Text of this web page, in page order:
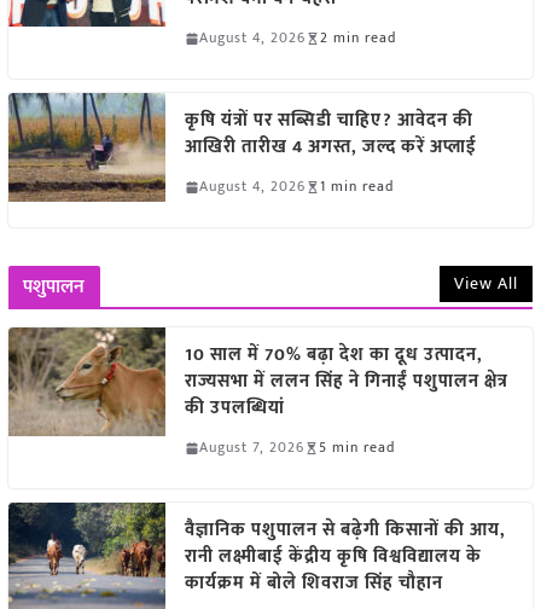
August 4, 2026 2 min read
कृषि यंत्रों पर सब्सिडी चाहिए? आवेदन की
आखिरी तारीख 4 अगस्त, जल्द करें अप्लाई
August 4, 2026 1 min read
पशुपालन View All
10 साल में 70% बढ़ा देश का दूध उत्पादन,
राज्यसभा में ललन सिंह ने गिनाईं पशुपालन क्षेत्र
की उपलब्धियां
August 7, 2026 5 min read
वैज्ञानिक पशुपालन से बढ़ेगी किसानों की आय,
रानी लक्ष्मीबाई केंद्रीय कृषि विश्वविद्यालय के
कार्यक्रम में बोले शिवराज सिंह चौहान